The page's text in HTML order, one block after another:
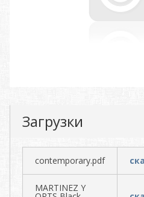
Загрузки
contemporary.pdf
MARTINEZ Y